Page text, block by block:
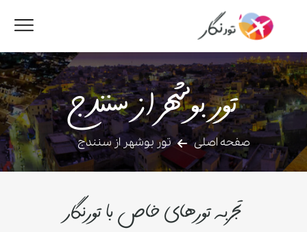
تور بوشهر از سنندج
صفحه اصلی تور بوشهر از سنندج
تجربه تورهای خاص با تورنگار